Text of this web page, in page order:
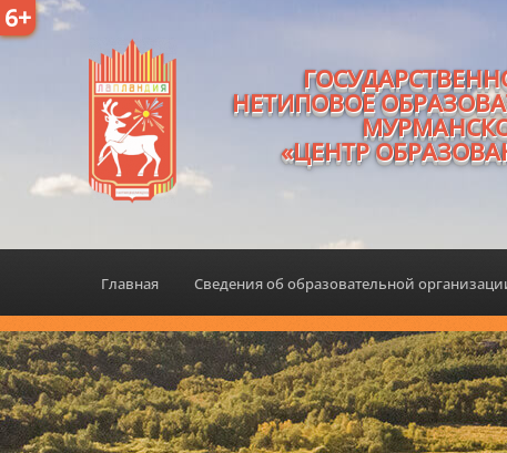
6+
НЕТИПОВОЕ
«ЦЕНТР
Главная Сведения об образовательной